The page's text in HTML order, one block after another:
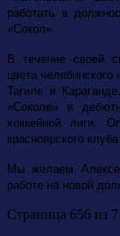
работать в
«Сокол».
В течение своей
цвета
Тагиле и
«Соколе» в
хоккейной лиги.
красноярского
Мы желаем
работе на новой
Страница 656 из